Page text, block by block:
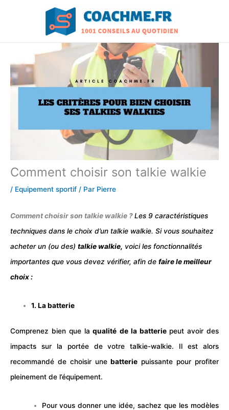
Comment choisir son talkie walkie
/ Equipement sportif / Par Pierre
Comment choisir son talkie walkie ?Les 9 caractéristiques
techniques dans le choix d’un talkie walkie. Si vous souhaitez
acheter un (ou des) talkie walkie, voici les fonctionnalités
importantes que vous devez vérifier, afin de faire le meilleur
choix :
1. La batterie
Comprenez bien que la qualité de la batterie peut avoir des
impacts sur la portée de votre talkie-walkie. Il est alors
recommandé de choisir unebatterie puissante pour profiter
pleinement de l’équipement.
Pour vous donner une idée, sachez que les modèles